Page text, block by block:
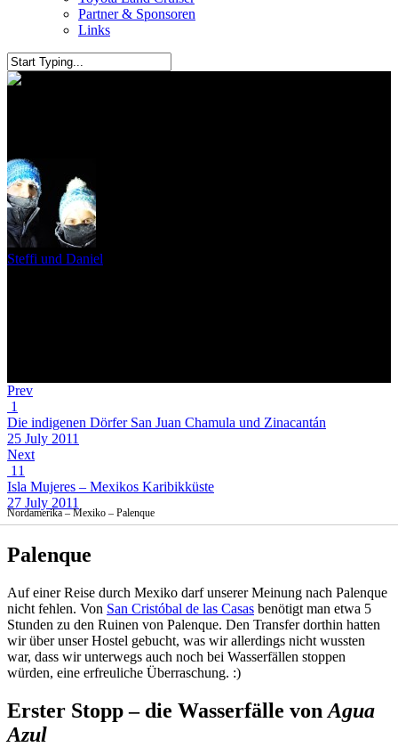
Partner & Sponsoren
Links
Steffi und Daniel
Prev
1
Die indigenen Dörfer San Juan Chamula und Zinacantán
25 July 2011
Next
11
Isla Mujeres – Mexikos Karibikküste
27 July 2011
Nordamerika – Mexiko – Palenque
Palenque
Auf einer Reise durch Mexiko darf unserer Meinung nach Palenque
nicht fehlen. Von San Cristóbal de las Casas benötigt man etwa 5
Stunden zu den Ruinen von Palenque. Den Transfer dorthin hatten
wir über unser Hostel gebucht, was wir allerdings nicht wussten
war, dass wir unterwegs auch noch bei Wasserfällen stoppen
würden, eine erfreuliche Überraschung. :)
Erster Stopp – die Wasserfälle von Agua
Azul